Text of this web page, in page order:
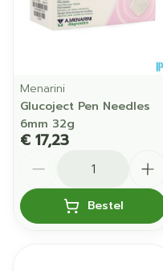
Menarini
Glucoject Pen Needles
6mm 32g
€ 17,23
Bestel